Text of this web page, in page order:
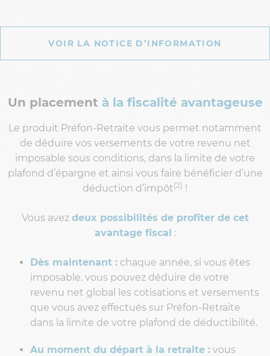
VOIR LA NOTICE D’INFORMATION
Un placement à la fiscalité avantageuse
Le produit Préfon-Retraite vous permet notamment
de déduire vos versements de votre revenu net
imposable sous conditions, dans la limite de votre
plafond d’épargne et ainsi vous faire bénéficier d’une
déduction d’impôt(2) !
Vous avez deux possibilités de profiter de cet
avantage fiscal :
Dès maintenant : chaque année, si vous êtes
imposable, vous pouvez déduire de votre
revenu net global les cotisations et versements
que vous avez effectués sur Préfon-Retraite
dans la limite de votre plafond de déductibilité.
Au moment du départ à la retraite : vous